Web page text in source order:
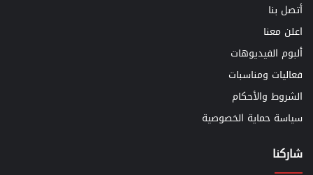
أتصل بنا
اعلن معنا
ألبوم الفيديوهات
فعاليات ومناسبات
الشروط والأحكام
سياسة حماية الخصوصية
شاركنا